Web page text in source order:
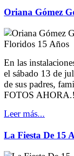
Oriana Gómez
En las
el sábado 13 de
de sus padres,
FOTOS AHORA.!
Leer más...
La Fiesta De 15